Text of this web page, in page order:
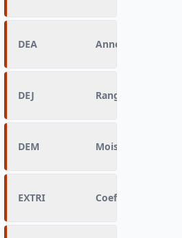
DEA Année d'enquête
DEJ Rang de la
DEM Mois d'enquête
EXTRI Coefficient de